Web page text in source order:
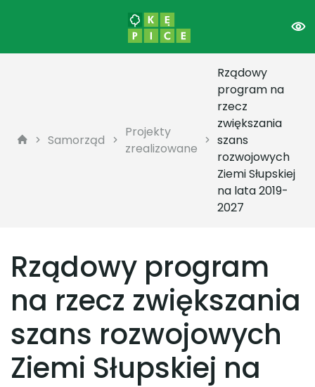
Samorząd
Projekty
zrealizowane
Rządowy
program na
rzecz
zwiększania
szans
rozwojowych
Ziemi Słupskiej
na lata 2019-
2027
Rządowy program
na rzecz zwiększania
szans rozwojowych
Ziemi Słupskiej na